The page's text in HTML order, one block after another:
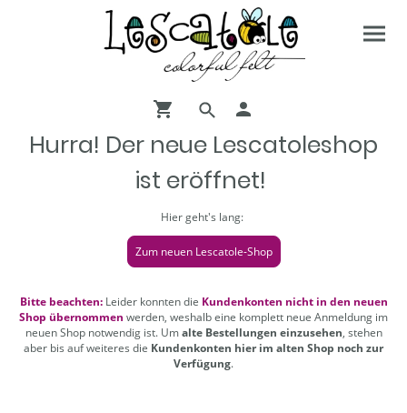
Hurra! Der neue Lescatoleshop
ist eröffnet!
Hier geht's lang:
Zum neuen Lescatole-Shop
Bitte beachten:Leider konnten die Kundenkonten nicht in den neuen
Shop übernommen werden, weshalb eine komplett neue Anmeldung im
neuen Shop notwendig ist. Umalte Bestellungen einzusehen, stehen
aber bis auf weiteres die Kundenkonten hier im alten Shop noch zur
Verfügung.